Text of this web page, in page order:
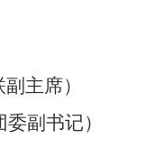
副主席）
委副书记）